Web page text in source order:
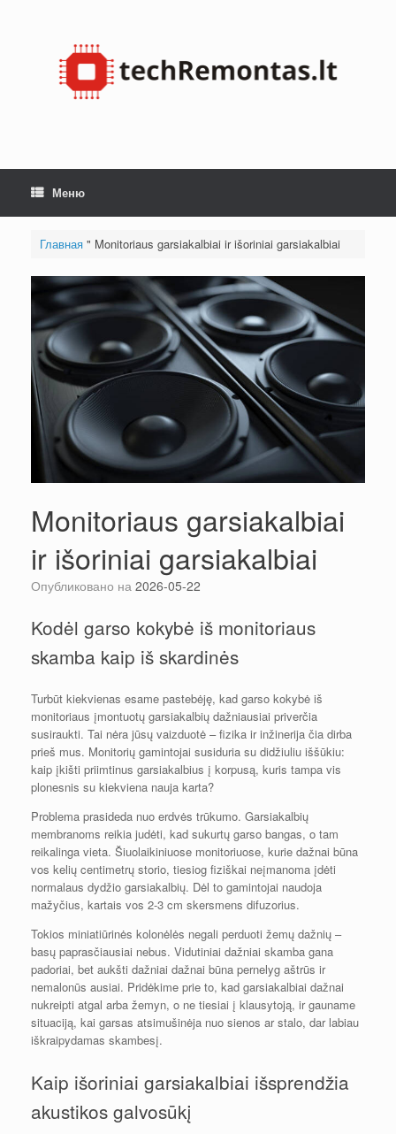
Меню
Главная" Monitoriaus garsiakalbiai ir išoriniai garsiakalbiai
Monitoriaus garsiakalbiai
ir išoriniai garsiakalbiai
Опубликовано на 2026-05-22
Kodėl garso kokybė iš monitoriaus
skamba kaip iš skardinės
Turbūt kiekvienas esame pastebėję, kad garso kokybė iš
monitoriaus įmontuotų garsiakalbių dažniausiai priverčia
susiraukti. Tai nėra jūsų vaizduotė – fizika ir inžinerija čia dirba
prieš mus. Monitorių gamintojai susiduria su didžiuliu iššūkiu:
kaip įkišti priimtinus garsiakalbius į korpusą, kuris tampa vis
plonesnis su kiekviena nauja karta?
Problema prasideda nuo erdvės trūkumo. Garsiakalbių
membranoms reikia judėti, kad sukurtų garso bangas, o tam
reikalinga vieta. Šiuolaikiniuose monitoriuose, kurie dažnai būna
vos kelių centimetrų storio, tiesiog fiziškai neįmanoma įdėti
normalaus dydžio garsiakalbių. Dėl to gamintojai naudoja
mažyčius, kartais vos 2-3 cm skersmens difuzorius.
Tokios miniatiūrinės kolonėlės negali perduoti žemų dažnių –
basų paprasčiausiai nebus. Vidutiniai dažniai skamba gana
padoriai, bet aukšti dažniai dažnai būna pernelyg aštrūs ir
nemalonūs ausiai. Pridėkime prie to, kad garsiakalbiai dažnai
nukreipti atgal arba žemyn, o ne tiesiai į klausytoją, ir gauname
situaciją, kai garsas atsimušinėja nuo sienos ar stalo, dar labiau
iškraipydamas skambesį.
Kaip išoriniai garsiakalbiai išsprendžia
akustikos galvosūkį